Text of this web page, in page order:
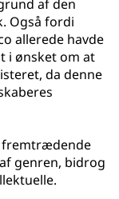
af den
Også fordi
allerede havde
i ønsket om at
da denne
fremtrædende
genren, bidrog